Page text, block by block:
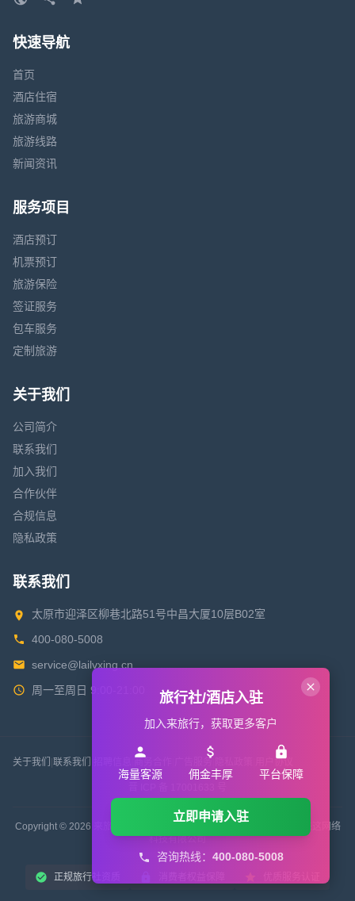
快速导航
首页
酒店住宿
旅游商城
旅游线路
新闻资讯
服务项目
酒店预订
机票预订
旅游保险
签证服务
包车服务
定制旅游
关于我们
公司简介
联系我们
加入我们
合作伙伴
合规信息
隐私政策
联系我们
太原市迎泽区柳巷北路51号中昌大厦10层B02室
400-080-5008
service@lailvxing.cn
周一至周日 9:00-21:00
关于我们 联系我们 用户协议
Copyright © 2026 来旅行旅游网 All Rights Reserved. 版权所有 山西来这网络
科技有限公司
正规旅行社资质
旅行社/酒店入驻
加入来旅行，获取更多客户
海量客源 佣金丰厚 平台保障
立即申请入驻
咨询热线： 400-080-5008